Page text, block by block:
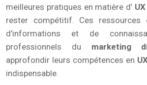
meilleures pratiques en matière d’ UX
rester compétitif. Ces
d’informations et de
professionnels du marketing
approfondir leurs compétences en
indispensable.